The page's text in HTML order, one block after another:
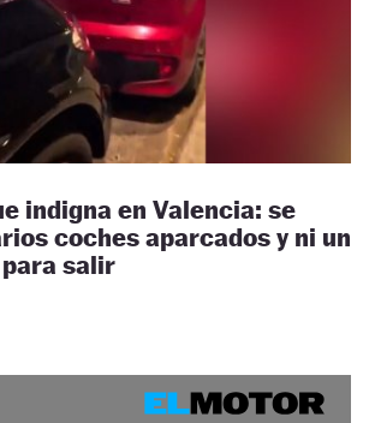
indigna en Valencia: se
coches aparcados y ni un
salir